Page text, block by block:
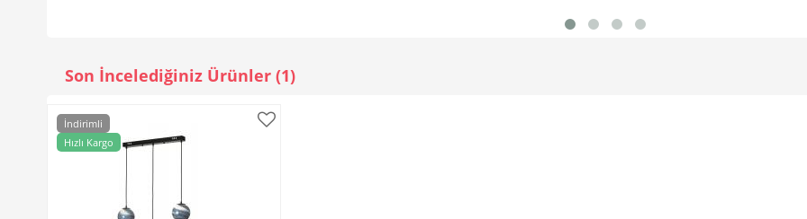
Son İncelediğiniz Ürünler (1)
İndirimli
Hızlı Kargo